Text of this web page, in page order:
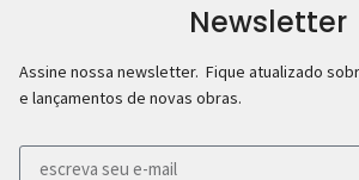
Newsletter
Assine nossa newsletter. Fique atualizado
e lançamentos de novas obras.